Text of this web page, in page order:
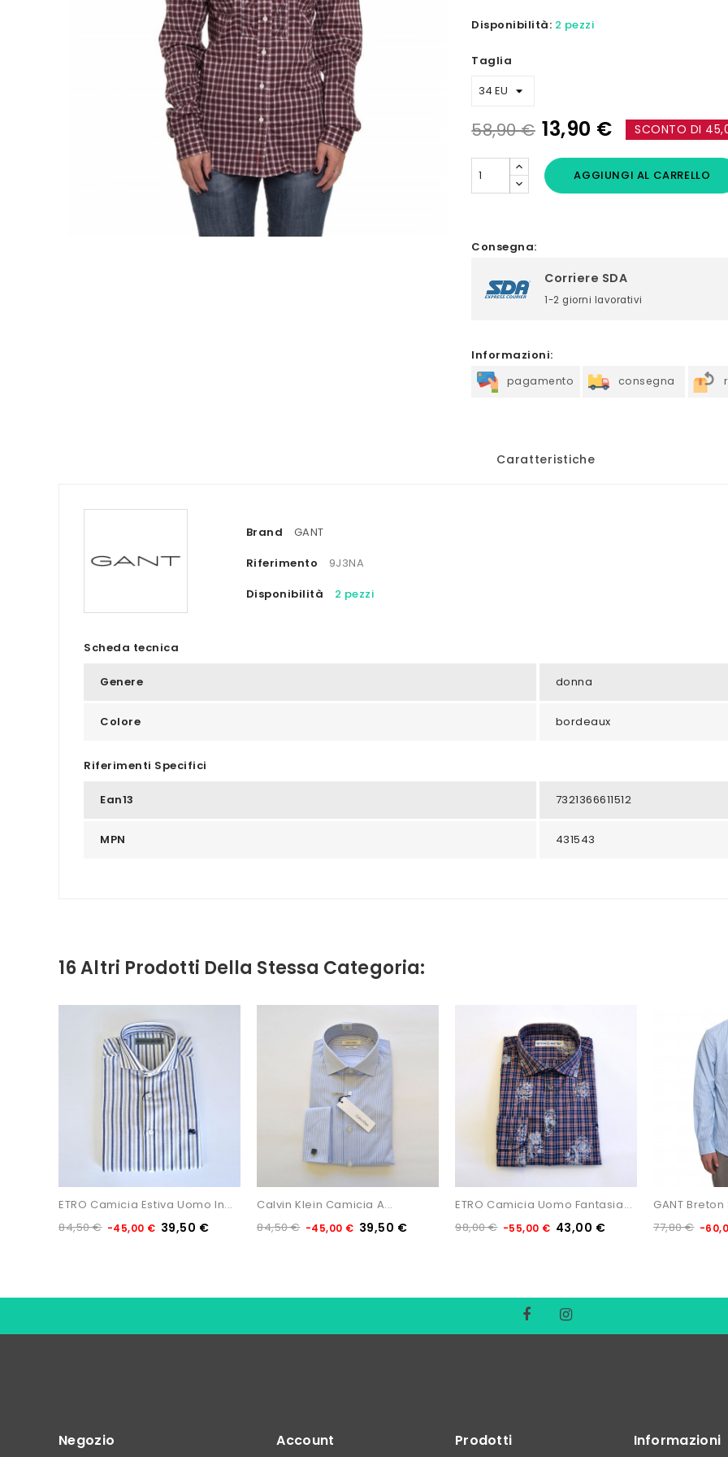
Disponibilità: 2 pezzi
Taglia
58,90 € 13,90 € SCONTO DI
AGGIUNGI AL CARRELLO
Consegna:
Corriere SDA
1-2 giorni lavorativi
Informazioni:
pagamento consegna
Caratteristiche
Brand
GANT
Riferimento
9J3NA
Disponibilità
2 pezzi
Scheda tecnica
Genere donna
Colore bordeaux
Riferimenti Specifici
Ean13 7321366611512
MPN 431543
16 Altri Prodotti Della Stessa Categoria:
ETRO Camicia Estiva Uomo In...
84,50 € -45,00 € 39,50 €
Calvin Klein Camicia A...
84,50 € -45,00 € 39,50 €
ETRO Camicia Uomo Fantasia...
98,00 € -55,00 € 43,00 €
GANT Breton
77,80 € -
Negozio Account Prodotti Informazioni